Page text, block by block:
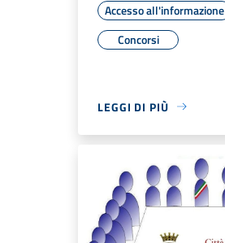
Accesso all'informazione
Concorsi
LEGGI DI PIÙ